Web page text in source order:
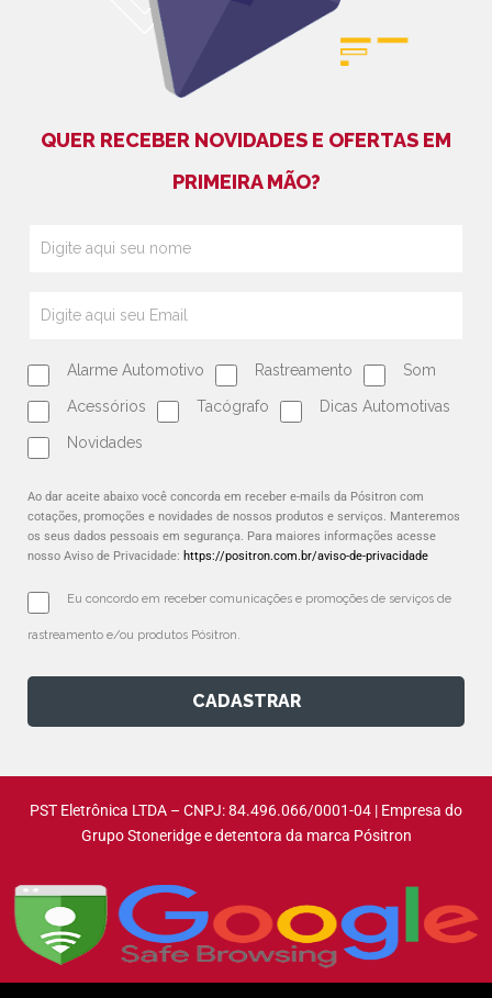
QUER RECEBER NOVIDADES E OFERTAS EM
PRIMEIRA MÃO?
Alarme Automotivo Rastreamento Som
Acessórios Tacógrafo Dicas Automotivas
Novidades
Ao dar aceite abaixo você concorda em receber e-mails da Pósitron com
cotações, promoções e novidades de nossos produtos e serviços. Manteremos
os seus dados pessoais em segurança. Para maiores informações acesse
nosso Aviso de Privacidade: https://positron.com.br/aviso-de-privacidade
Eu concordo em receber comunicações e promoções de serviços de
rastreamento e/ou produtos Pósitron.
CADASTRAR
PST Eletrônica LTDA – CNPJ: 84.496.066/0001-04 | Empresa do
Grupo Stoneridge e detentora da marca Pósitron